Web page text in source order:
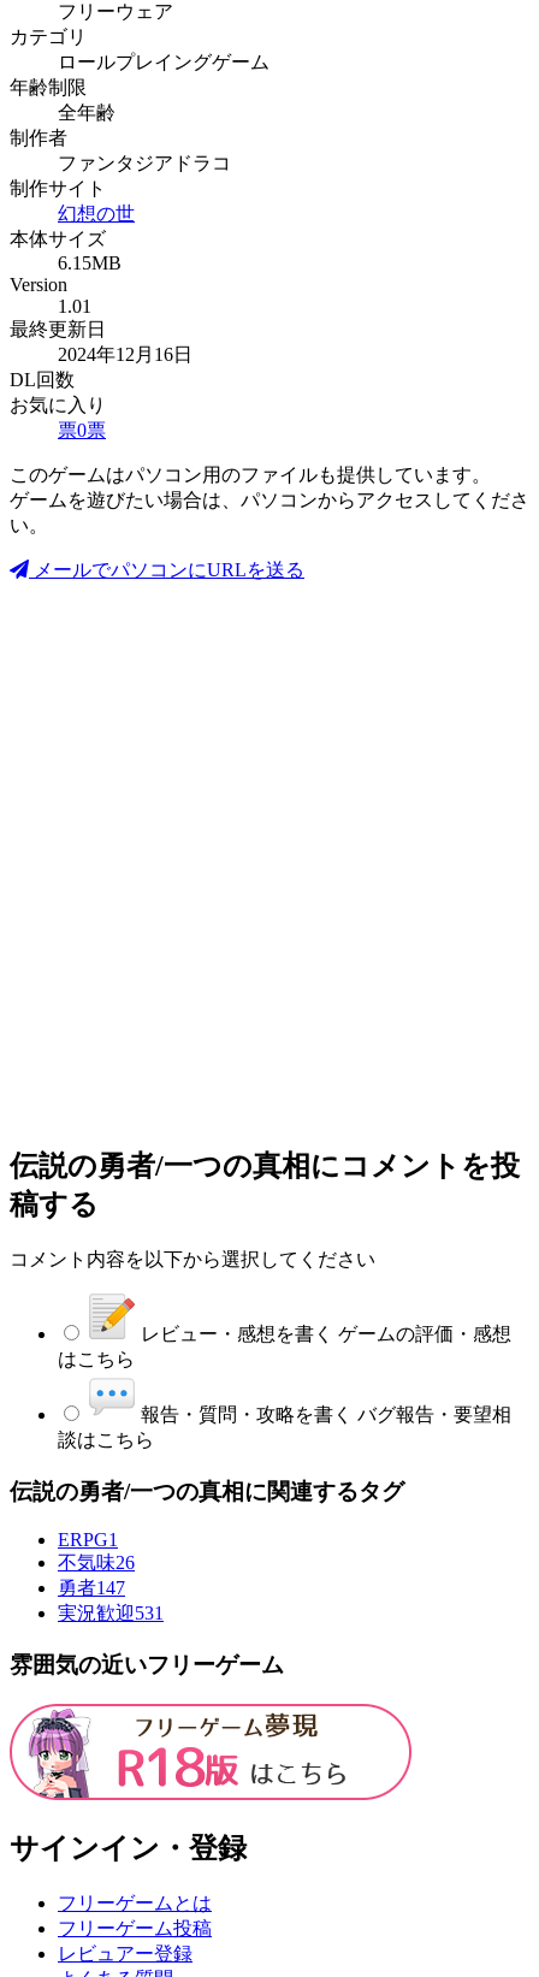
フリーウェア
カテゴリ
ロールプレイングゲーム
年齢制限
全年齢
制作者
ファンタジアドラコ
制作サイト
幻想の世
本体サイズ
6.15MB
Version
1.01
最終更新日
2024年12月16日
DL回数
お気に入り
票0票
このゲームはパソコン用のファイルも提供しています。
ゲームを遊びたい場合は、パソコンからアクセスしてくださ
い。
メールでパソコンにURLを送る
伝説の勇者/一つの真相 にコメントを投
稿する
コメント内容を以下から選択してください
レビュー・感想を書く ゲームの評価・感想
はこちら
報告・質問・攻略を書く バグ報告・要望相
談はこちら
伝説の勇者/一つの真相に関連するタグ
ERPG1
不気味26
勇者147
実況歓迎531
雰囲気の近いフリーゲーム
サインイン・登録
フリーゲームとは
フリーゲーム投稿
レビュアー登録